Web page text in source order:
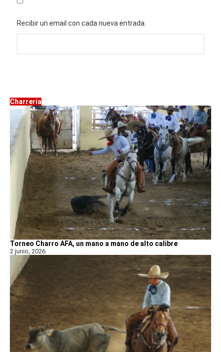
Recibir un email con cada nueva entrada.
Charrería
Torneo Charro AFA, un mano a mano de alto calibre
2 junio, 2026